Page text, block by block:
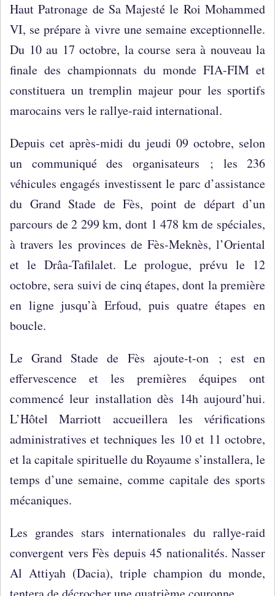
Haut Patronage de Sa Majesté le Roi Mohammed
VI, se prépare à vivre une semaine exceptionnelle.
Du 10 au 17 octobre, la course sera à nouveau la
finale des championnats du monde FIA-FIM et
constituera un tremplin majeur pour les sportifs
marocains vers le rallye-raid international.
Depuis cet après-midi du jeudi 09 octobre, selon
un communiqué des organisateurs ; les 236
véhicules engagés investissent le parc d’assistance
du Grand Stade de Fès, point de départ d’un
parcours de 2 299 km, dont 1 478 km de spéciales,
à travers les provinces de Fès-Meknès, l’Oriental
et le Drâa-Tafilalet. Le prologue, prévu le 12
octobre, sera suivi de cinq étapes, dont la première
en ligne jusqu’à Erfoud, puis quatre étapes en
boucle.
Le Grand Stade de Fès ajoute-t-on ; est en
effervescence et les premières équipes ont
commencé leur installation dès 14h aujourd’hui.
L’Hôtel Marriott accueillera les vérifications
administratives et techniques les 10 et 11 octobre,
et la capitale spirituelle du Royaume s’installera, le
temps d’une semaine, comme capitale des sports
mécaniques.
Les grandes stars internationales du rallye-raid
convergent vers Fès depuis 45 nationalités. Nasser
Al Attiyah (Dacia), triple champion du monde,